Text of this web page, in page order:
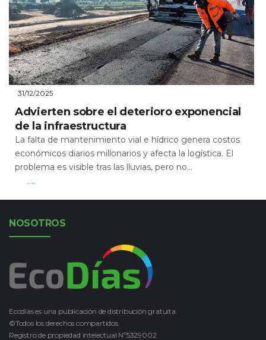
31/12/2025
Advierten sobre el deterioro exponencial
de la infraestructura
La falta de mantenimiento vial e hídrico genera costos
económicos diarios millonarios y afecta la logística. El
problema es visible tras las lluvias, pero no...
Leer Más
NOSOTROS
Ecodías es una publicación de distribución gratuita.
©Todos los derechos compartidos.
Registro de propiedad intelectual Nº5329002